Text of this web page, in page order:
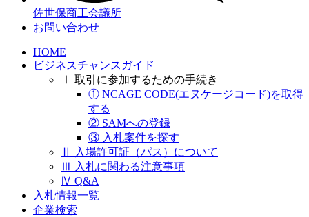
佐世保商工会議所
お問い合わせ
HOME
ビジネスチャンスガイド
Ⅰ 取引に参加するための手続き
① NCAGE CODE(エヌケージコード)を取得
する
② SAMへの登録
③ 入札案件を探す
Ⅱ 入場許可証（パス）について
Ⅲ 入札に関わる注意事項
Ⅳ Q&A
入札情報一覧
企業検索